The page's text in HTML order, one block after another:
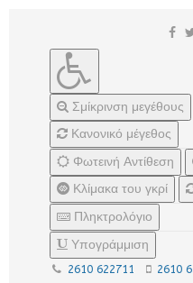
Σμίκρινση μεγέθους
Κανονικό μέγεθος
Φωτεινή Αντίθεση
Κλίμακα του γκρί
Πληκτρολόγιο
Υπογράμμιση
2610 622711 2610